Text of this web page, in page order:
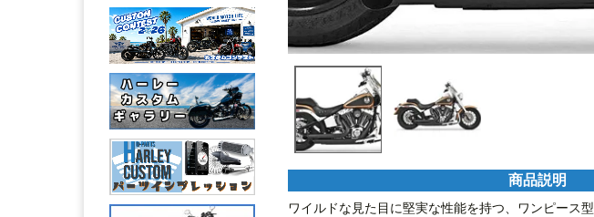
商品説明
ワイルドな見た目に堅実な性能を持つ、ワンピース